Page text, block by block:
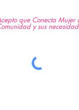
que Conecta Mujer
y sus